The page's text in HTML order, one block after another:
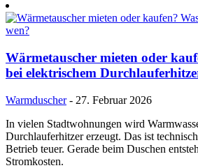
Wärmetauscher mieten oder
bei elektrischem
Warmduscher- 27. Februar 2026
In vielen Stadtwohnungen wird
Durchlauferhitzer erzeugt. Das ist
Betrieb teuer. Gerade beim Duschen
Stromkosten.